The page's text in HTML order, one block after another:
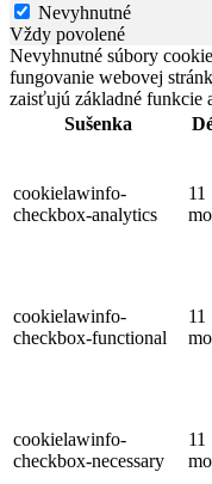
Nevyhnutné
Vždy povolené
Nevyhnutné súbory
fungovanie webovej
zaisťujú základné funkcie
Sušenka
cookielawinfo-
checkbox-analytics
11
cookielawinfo-
checkbox-functional
11
cookielawinfo-
checkbox-necessary
11